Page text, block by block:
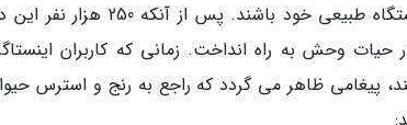
آزادانه حرکت نمایند و در
وحش به راه انداخت. زمانی که کاربران
پیغامی ظاهر می گردد که راجع به رنج و استرس